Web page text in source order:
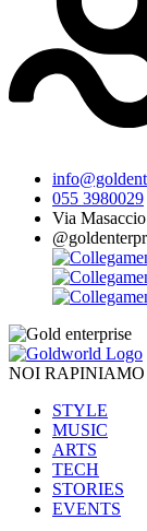
055 3980029
Via
NOI
STYLE
MUSIC
ARTS
TECH
STORIES
EVENTS